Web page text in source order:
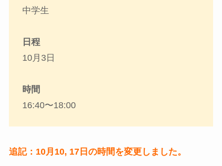
中学生
日程
10月3日
時間
16:40〜18:00
追記：10月10, 17日の時間を変更しました。